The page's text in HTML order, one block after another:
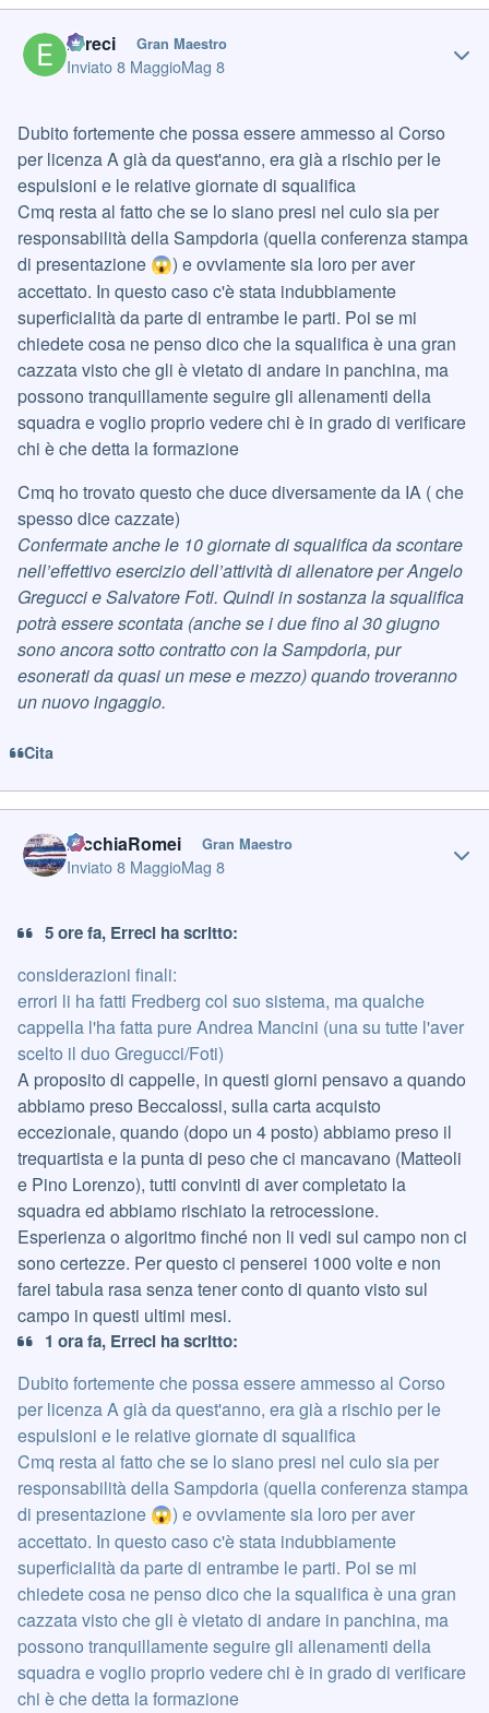
Erreci Gran Maestro
Inviato8 MaggioMag 8
Dubito fortemente che possa essere ammesso al Corso
per licenza A già da quest'anno, era già a rischio per le
espulsioni e le relative giornate di squalifica
Cmq resta al fatto che se lo siano presi nel culo sia per
responsabilità della Sampdoria (quella conferenza stampa
di presentazione 😱) e ovviamente sia loro per aver
accettato. In questo caso c'è stata indubbiamente
superficialità da parte di entrambe le parti. Poi se mi
chiedete cosa ne penso dico che la squalifica è una gran
cazzata visto che gli è vietato di andare in panchina, ma
possono tranquillamente seguire gli allenamenti della
squadra e voglio proprio vedere chi è in grado di verificare
chi è che detta la formazione
Cmq ho trovato questo che duce diversamente da IA ( che
spesso dice cazzate)
Confermate anche le 10 giornate di squalifica da scontare
nell’effettivo esercizio dell’attività di allenatore per Angelo
Gregucci e Salvatore Foti. Quindi in sostanza la squalifica
potrà essere scontata (anche se i due fino al 30 giugno
sono ancora sotto contratto con la Sampdoria, pur
esonerati da quasi un mese e mezzo) quando troveranno
un nuovo ingaggio.
Cita
PicchiaRomei Gran Maestro
Inviato8 MaggioMag 8
5 ore fa, Erreci ha scritto:
considerazioni finali:
errori li ha fatti Fredberg col suo sistema, ma qualche
cappella l'ha fatta pure Andrea Mancini (una su tutte l'aver
scelto il duo Gregucci/Foti)
A proposito di cappelle, in questi giorni pensavo a quando
abbiamo preso Beccalossi, sulla carta acquisto
eccezionale, quando (dopo un 4 posto) abbiamo preso il
trequartista e la punta di peso che ci mancavano (Matteoli
e Pino Lorenzo), tutti convinti di aver completato la
squadra ed abbiamo rischiato la retrocessione.
Esperienza o algoritmo finché non li vedi sul campo non ci
sono certezze. Per questo ci penserei 1000 volte e non
farei tabula rasa senza tener conto di quanto visto sul
campo in questi ultimi mesi.
1 ora fa, Erreci ha scritto:
Dubito fortemente che possa essere ammesso al Corso
per licenza A già da quest'anno, era già a rischio per le
espulsioni e le relative giornate di squalifica
Cmq resta al fatto che se lo siano presi nel culo sia per
responsabilità della Sampdoria (quella conferenza stampa
di presentazione 😱) e ovviamente sia loro per aver
accettato. In questo caso c'è stata indubbiamente
superficialità da parte di entrambe le parti. Poi se mi
chiedete cosa ne penso dico che la squalifica è una gran
cazzata visto che gli è vietato di andare in panchina, ma
possono tranquillamente seguire gli allenamenti della
squadra e voglio proprio vedere chi è in grado di verificare
chi è che detta la formazione